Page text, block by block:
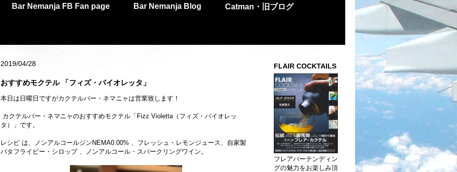
Bar Nemanja FB Fan page Bar Nemanja Blog Catman・旧ブログ
2019/04/28
おすすめモクテル 「フィズ・バイオレッタ」
本日は日曜日ですがカクテルバー・ネマニャは営業致します！
カクテルバー・ネマニャのおすすめモクテル「Fizz Violetta（フィズ・バイオレッ
タ）」です。
レシピ は、ノンアルコールジンNEMA0.00% 、フレッシュ・レモンジュース、自家製
バタフライピー・シロップ 、ノンアルコール・スパークリングワイン。
FLAIR COCKTAILS
フレアバーテンディン
グの魅力をお楽しみ頂